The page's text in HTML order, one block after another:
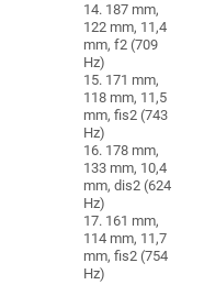
14. 187 mm,
122 mm, 11,4
mm, f2 (709
Hz)
15. 171 mm,
118 mm, 11,5
mm, fis2 (743
Hz)
16. 178 mm,
133 mm, 10,4
mm, dis2 (624
Hz)
17. 161 mm,
114 mm, 11,7
mm, fis2 (754
Hz)